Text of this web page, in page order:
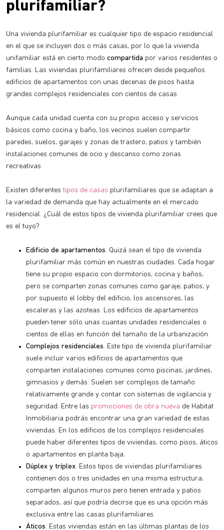
plurifamiliar?
Una vivienda plurifamiliar es cualquier tipo de espacio residencial
en el que se incluyen dos o más casas, por lo que la vivienda
unifamiliar está en cierto modo compartida por varios residentes o
familias. Las viviendas plurifamiliares ofrecen desde pequeños
edificios de apartamentos con unas decenas de pisos hasta
grandes complejos residenciales con cientos de casas.
Aunque cada unidad cuenta con su propio acceso y servicios
básicos como cocina y baño, los vecinos suelen compartir
paredes, suelos, garajes y zonas de trastero, patios y también
instalaciones comunes de ocio y descanso como zonas
recreativas.
Existen diferentes tipos de casas plurifamiliares que se adaptan a
la variedad de demanda que hay actualmente en el mercado
residencial. ¿Cuál de estos tipos de vivienda plurifamiliar crees que
es el tuyo?
Edificio de apartamentos. Quizá sean el tipo de vivienda
plurifamiliar más común en nuestras ciudades. Cada hogar
tiene su propio espacio con dormitorios, cocina y baños,
pero se comparten zonas comunes como garaje, patios, y
por supuesto el lobby del edificio, los ascensores, las
escaleras y las azoteas. Los edificios de apartamentos
pueden tener sólo unas cuantas unidades residenciales o
cientos de ellas en función del tamaño de la urbanización.
Complejos residenciales. Este tipo de vivienda plurifamiliar
suele incluir varios edificios de apartamentos que
comparten instalaciones comunes como piscinas, jardines,
gimnasios y demás. Suelen ser complejos de tamaño
relativamente grande y contar con sistemas de vigilancia y
seguridad. Entre las promociones de obra nueva de Habitat
Inmobiliaria podrás encontrar una gran variedad de estas
viviendas. En los edificios de los complejos residenciales
puede haber diferentes tipos de viviendas, como pisos, áticos
o apartamentos en planta baja.
Dúplex y tríplex. Estos tipos de viviendas plurifamiliares
contienen dos o tres unidades en una misma estructura,
comparten algunos muros pero tienen entrada y patios
separados, así que podría decirse que es una opción más
exclusiva entre las casas plurifamiliares.
Áticos. Estas viviendas están en las últimas plantas de los